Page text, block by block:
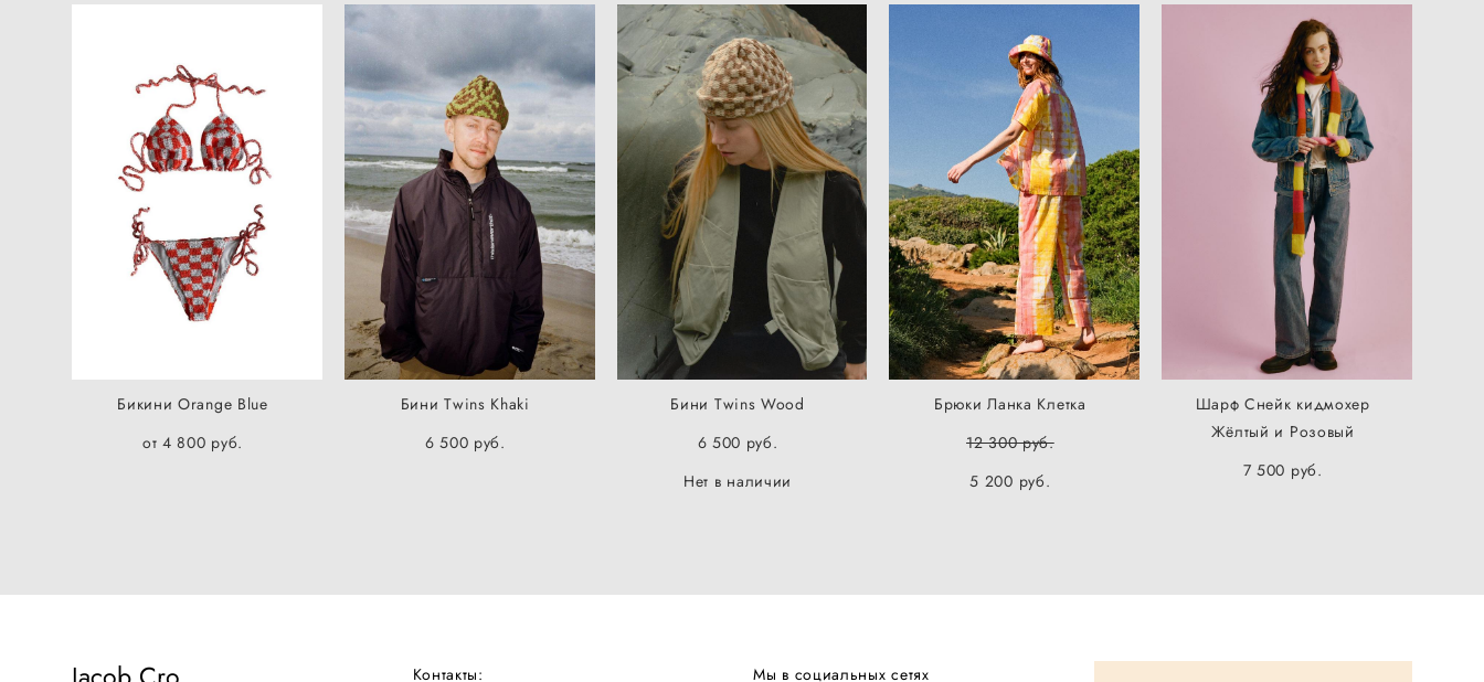
Бикини Orange Blue
от 4 800 pуб.
Бини Twins Khaki
6 500 pуб.
Бини Twins Wood
6 500 pуб.
Нет в наличии
Брюки Ланка Клетка
12 300 pуб.
5 200 pуб.
Шарф Снейк кидмохер
Жёлтый и Розовый
7 500 pуб.
Контакты: Мы в социальных сетях